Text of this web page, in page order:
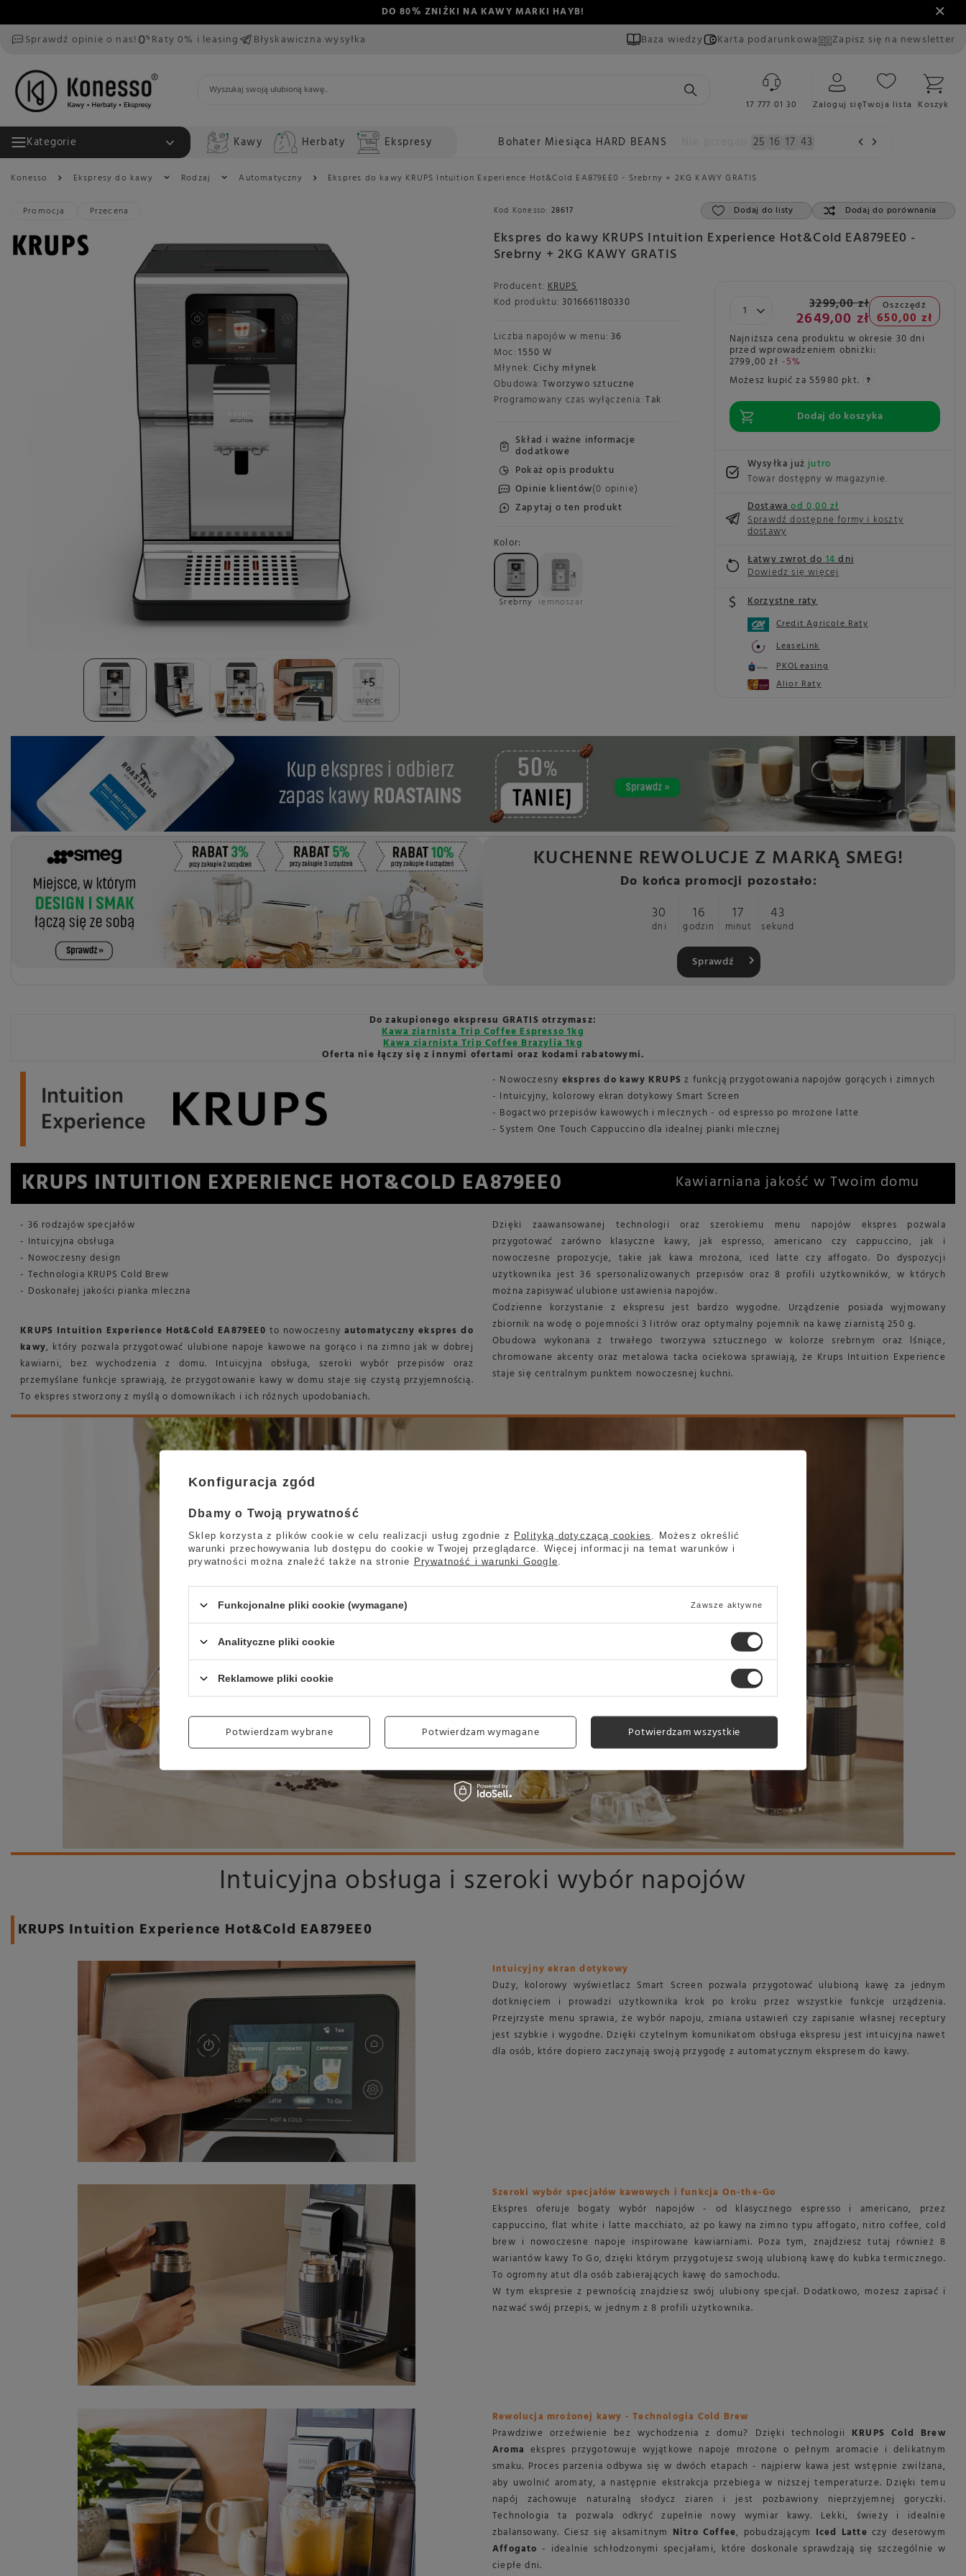
DO 80% ZNIŻKI NA KAWY MARKI HAYB!
Sprawdź opinie o nas!
Raty 0% i leasing Błyskawiczna wysyłka Baza wiedzy Karta podarunkowa Zapisz się na newsletter
17 777 01 30 Zaloguj sięTwoja lista Koszyk
Kategorie Kawy Herbaty Ekspresy Bohater Miesiąca HARD BEANS 25 16 17 41
Konesso Ekspresy do kawy Rodzaj Automatyczny Ekspres do kawy KRUPS Intuition Experience Hot&Cold EA879EE0 - Srebrny + 2KG KAWY GRATIS
+5
więcej
Promocja Przecena
Ekspres do kawy KRUPS Intuition Experience Hot&Cold EA879EE0 -
Srebrny + 2KG KAWY GRATIS
Kod Konesso: 28617 Dodaj do listy Dodaj do porównania
Producent: KRUPS
Kod produktu: 3016661180330
Liczba napojów w menu: 36
Moc: 1550 W
Młynek: Cichy młynek
Obudowa: Tworzywo sztuczne
Programowany czas wyłączenia: Tak
Skład i ważne informacje
dodatkowe
Pokaż opis produktu
Opinie klientów(0 opinie)
Zapytaj o ten produkt
Kolor
Srebrny Ciemnoszary
3299,00 zł
2649,00 zł
Oszczędź
650,00 zł
Najniższa cena produktu w okresie 30 dni
przed wprowadzeniem obniżki:
2799,00 zł -5%
Możesz kupić za 55980 pkt.
Dodaj do koszyka
Wysyłka jużjutro
Towar dostępny w magazynie
Dostawaod 0,00 zł
Sprawdź dostępne formy i koszty
dostawy
Łatwy zwrot do14dni
Dowiedz się więcej
Korzystne raty
Credit Agricole Raty
LeaseLink
PKOLeasing
Alior Raty
KUCHENNE REWOLUCJE Z MARKĄ SMEG!
Do końca promocji pozostało:
30
dni
16
godzin
17
minut
41
sekund
Sprawdź
Do zakupionego ekspresu GRATIS otrzymasz:
Kawa ziarnista Trip Coffee Espresso 1kg
Kawa ziarnista Trip Coffee Brazylia 1kg
Oferta nie łączy się z innymi ofertami oraz kodami rabatowymi.
- Nowoczesny ekspres do kawy KRUPS z funkcją przygotowania napojów gorących i zimnych
- Intuicyjny, kolorowy ekran dotykowy Smart Screen
- Bogactwo przepisów kawowych i mlecznych - od espresso po mrożone latte
- System One Touch Cappuccino dla idealnej pianki mlecznej
KRUPS INTUITION EXPERIENCE HOT&COLD EA879EE0 Kawiarniana jakość w Twoim domu
- 36 rodzajów specjałów
- Intuicyjna obsługa
- Nowoczesny design
- Technologia KRUPS Cold Brew
- Doskonałej jakości pianka mleczna
KRUPS Intuition Experience Hot&Cold EA879EE0 to nowoczesny automatyczny ekspres do
kawy, który pozwala przygotować ulubione napoje kawowe na gorąco i na zimno jak w dobrej
kawiarni, bez wychodzenia z domu. Intuicyjna obsługa, szeroki wybór przepisów oraz
przemyślane funkcje sprawiają, że przygotowanie kawy w domu staje się czystą przyjemnością.
To ekspres stworzony z myślą o domownikach i ich różnych upodobaniach.
Dzięki zaawansowanej technologii oraz szerokiemu menu napojów ekspres pozwala
przygotować zarówno klasyczne kawy, jak espresso, americano czy cappuccino, jak i
nowoczesne propozycje, takie jak kawa mrożona, iced latte czy affogato. Do dyspozycji
użytkownika jest 36 spersonalizowanych przepisów oraz 8 profili użytkowników, w których
można zapisywać ulubione ustawienia napojów.
Codzienne korzystanie z ekspresu jest bardzo wygodne. Urządzenie posiada wyjmowany
zbiornik na wodę o pojemności 3 litrów oraz optymalny pojemnik na kawę ziarnistą 250 g.
Obudowa wykonana z trwałego tworzywa sztucznego w kolorze srebrnym oraz lśniące,
chromowane akcenty oraz metalowa tacka ociekowa sprawiają, że Krups Intuition Experience
staje się centralnym punktem nowoczesnej kuchni.
Intuicyjna obsługa i szeroki wybór napojów
KRUPS Intuition Experience Hot&Cold EA879EE0
Intuicyjny ekran dotykowy
Duży, kolorowy wyświetlacz Smart Screen pozwala przygotować ulubioną kawę za jednym
dotknięciem i prowadzi użytkownika krok po kroku przez wszystkie funkcje urządzenia.
Przejrzyste menu sprawia, że wybór napoju, zmiana ustawień czy zapisanie własnej receptury
jest szybkie i wygodne. Dzięki czytelnym komunikatom obsługa ekspresu jest intuicyjna nawet
dla osób, które dopiero zaczynają swoją przygodę z automatycznym ekspresem do kawy.
Szeroki wybór specjałów kawowych i funkcja On-the-Go
Ekspres oferuje bogaty wybór napojów - od klasycznego espresso i americano, przez
cappuccino, flat white i latte macchiato, aż po kawy na zimno typu affogato, nitro coffee, cold
brew i nowoczesne napoje inspirowane kawiarniami. Poza tym, znajdziesz tutaj również 8
wariantów kawy To Go, dzięki którym przygotujesz swoją ulubioną kawę do kubka termicznego.
To ogromny atut dla osób zabierających kawę do samochodu.
W tym ekspresie z pewnością znajdziesz swój ulubiony specjał. Dodatkowo, możesz zapisać i
nazwać swój przepis, w jednym z 8 profili użytkownika.
Rewolucja mrożonej kawy - Technologia Cold Brew
Prawdziwe orzeźwienie bez wychodzenia z domu? Dzięki technologii KRUPS Cold Brew
Aroma ekspres przygotowuje wyjątkowe napoje mrożone o pełnym aromacie i delikatnym
smaku. Proces parzenia odbywa się w dwóch etapach - najpierw kawa jest wstępnie zwilżana,
aby uwolnić aromaty, a następnie ekstrakcja przebiega w niższej temperaturze. Dzięki temu
napój zachowuje naturalną słodycz ziaren i jest pozbawiony nieprzyjemnej goryczki.
Technologia ta pozwala odkryć zupełnie nowy wymiar kawy. Lekki, świeży i idealnie
zbalansowany. Ciesz się aksamitnym Nitro Coffee, pobudzającym Iced Latte czy deserowym
Affogato - idealnie schłodzonymi specjałami, które doskonale sprawdzają się szczególnie w
ciepłe dni.
Konfiguracja zgód
Dbamy o Twoją prywatność
Sklep korzysta z plików cookie w celu realizacji usług zgodnie z Polityką dotyczącą cookies
. Możesz określić
warunki przechowywania lub dostępu do cookie w Twojej przeglądarce. Więcej informacji na temat warunków i
prywatności można znaleźć także na stronie Prywatność i warunki Google
Funkcjonalne pliki cookie (wymagane) Zawsze aktywne
Analityczne pliki cookie
Reklamowe pliki cookie
Potwierdzam wybrane Potwierdzam wymagane Potwierdzam wszystkie